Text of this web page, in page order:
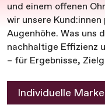
und einem offenen
wir unsere
Augenhöhe. Was uns
nachhaltige Effizienz
– für Ergebnisse,
Individuelle